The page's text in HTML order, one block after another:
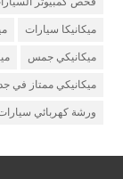
ميكانيكا سيارات
ميكانيكي جمس
ميكانيكي ممتاز في
ورشة كهربائي